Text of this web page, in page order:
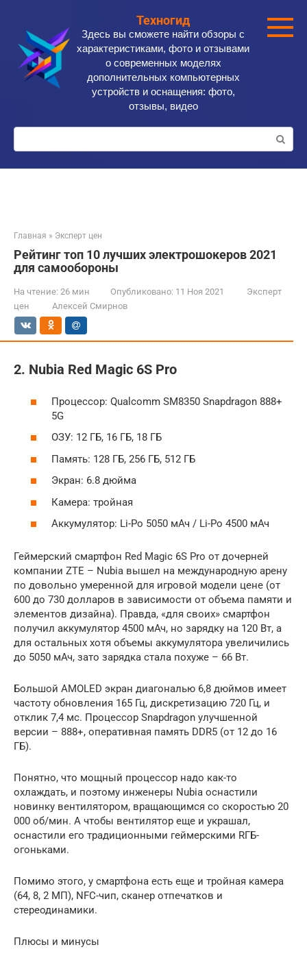
контенту
Техногид
Здесь вы сможете найти обзоры с
характеристиками, фото и отзывами
о современных моделях
дополнительных компьютерных
устройств и оснащения: фото,
отзывы, видео
Поиск:
Главная » Эксперт цен
Рейтинг топ 10 лучших электрошокеров 2021
для самообороны
На чтение: 26 мин Опубликовано: 11 Ноя 2021
Эксперт
цен
Алексей Смирнов
2. Nubia Red Magic 6S Pro
Процессор: Qualcomm SM8350 Snapdragon 888+
5G
ОЗУ: 12 ГБ, 16 ГБ, 18 ГБ
Память: 128 ГБ, 256 ГБ, 512 ГБ
Экран: 6.8 дюйма
Камера: тройная
Аккумулятор: Li-Po 5050 мАч / Li-Po 4500 мАч
Геймерский смартфон Red Magic 6S Pro от дочерней
компании ZTE – Nubia вышел на международную арену
по довольно умеренной для игровой модели цене (от
600 до 730 долларов в зависимости от объема памяти и
элементов дизайна). Правда, «для своих» смартфон
получил аккумулятор 4500 мАч, но зарядку на 120 Вт, а
для остальных хотя объемы аккумулятора увеличились
до 5050 мАч, зато зарядка стала похуже – 66 Вт.
Большой AMOLED экран диагональю 6,8 дюймов имеет
частоту обновления 165 Гц, дискретизацию 720 Гц, и
отклик 7,4 мс. Процессор Snapdragon улучшенной
версии – 888+, оперативная память DDR5 (от 12 до 16
ГБ).
Понятно, что мощный процессор надо как-то
охлаждать, и поэтому инженеры Nubia оснастили
новинку вентилятором, вращающимся со скоростью 20
000 об/мин. А чтобы вентилятор еще и украшал,
оснастили его традиционными геймерскими RГБ-
огоньками.
Помимо этого, у смартфона есть еще и тройная камера
(64, 8, 2 МП), NFC-чип, сканер отпечатков и
стереодинамики.
Плюсы и минусы